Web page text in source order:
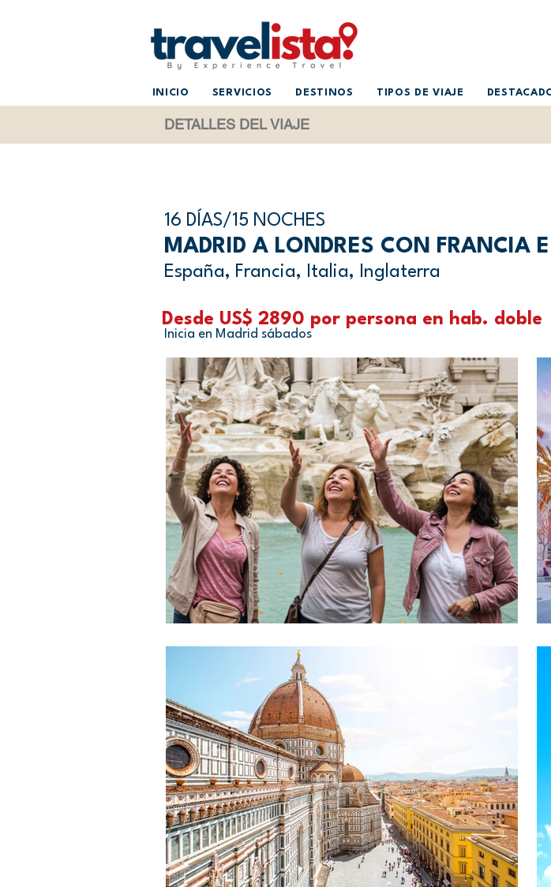
INICIO SERVICIOS DESTINOS TIPOS DE VIAJE
DETALLES DEL VIAJE
16 DÍAS/15 NOCHES
MADRID A LONDRES CON FRANCIA
España, Francia, Italia, Inglaterra
Desde US$ 2890 por persona en hab. doble
Inicia en Madrid sábados